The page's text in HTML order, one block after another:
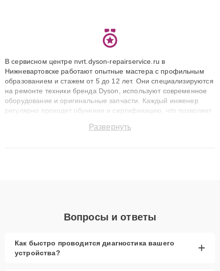
В сервисном центре nvrt.dyson-repairservice.ru в
Нижневартовске работают опытные мастера с профильным
образованием и стажем от 5 до 12 лет. Они специализируются
на ремонте техники бренда Dyson, используют современное
оборудование и оригинальные запчасти. Каждый инженер
регулярно проходит обучение и сертификацию, что позволяет
технику с сохранением гарантии до 3 лет. Наши мастера
Развернуть
Вопросы и ответы
Как быстро проводится диагностика вашего
устройства?
+